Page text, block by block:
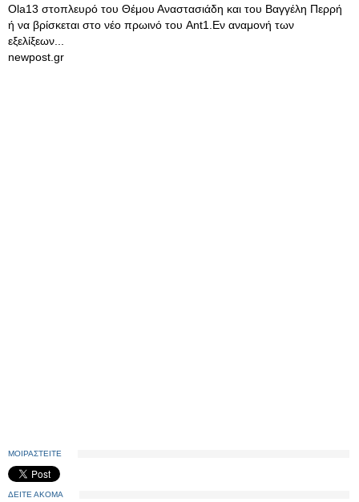
Ola13 στοπλευρό του Θέμου Αναστασιάδη και του Βαγγέλη Περρή
ή να βρίσκεται στο νέο πρωινό του Ant1.Εν αναμονή των
εξελίξεων...
newpost.gr
ΜΟΙΡΑΣΤΕΙΤΕ
ΔΕΙΤΕ ΑΚΟΜΑ